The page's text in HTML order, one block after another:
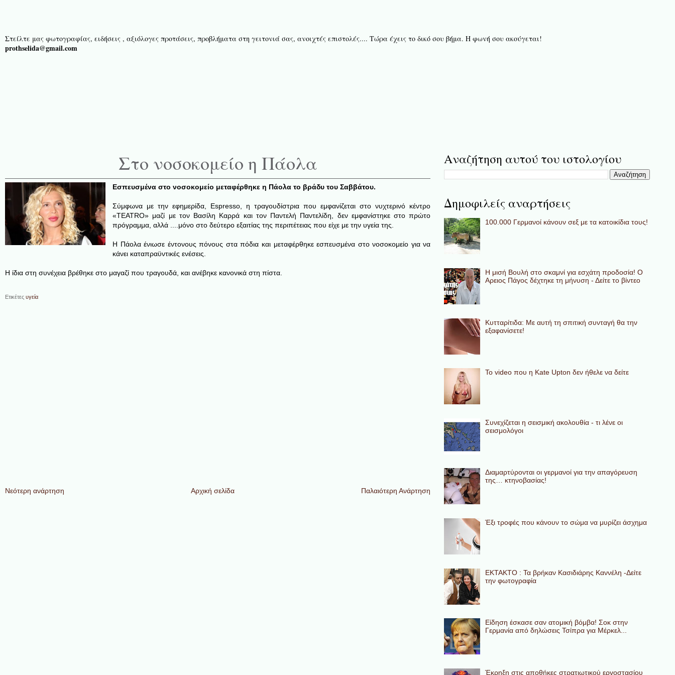
Στείλτε μας φωτογραφίας, ειδήσεις , αξιόλογες προτάσεις, προβλήματα στη γειτονιά σας, ανοιχτές επιστολές.... Τώρα έχεις το δικό σου βήμα. Η φωνή σου ακούγεται!
prothselida@gmail.com
Στο νοσοκομείο η Πάολα
Εσπευσμένα στο νοσοκομείο μεταφέρθηκε η Πάολα το βράδυ του Σαββάτου.
Σύμφωνα με την εφημερίδα, Espresso, η τραγουδίστρια που εμφανίζεται στο νυχτερινό κέντρο
«TEATRO» μαζί με τον Βασίλη Καρρά και τον Παντελή Παντελίδη, δεν εμφανίστηκε στο πρώτο
πρόγραμμα, αλλά ....μόνο στο δεύτερο εξαιτίας της περιπέτειας που είχε με την υγεία της.
Η Πάολα ένιωσε έντονους πόνους στα πόδια και μεταφέρθηκε εσπευσμένα στο νοσοκομείο για να
κάνει καταπραϋντικές ενέσεις.
Η ίδια στη συνέχεια βρέθηκε στο μαγαζί που τραγουδά, και ανέβηκε κανονικά στη πίστα.
Ετικέτες υγεία
Νεότερη ανάρτηση Παλαιότερη Ανάρτηση
Αρχική σελίδα
Αναζήτηση αυτού του ιστολογίου
Δημοφιλείς αναρτήσεις
100.000 Γερμανοί κάνουν σεξ με τα κατοικίδια τους!
Η μισή Βουλή στο σκαμνί για εσχάτη προδοσία! Ο
Αρειος Πάγος δέχτηκε τη μήνυση - Δείτε το βίντεο
Κυτταρίτιδα: Με αυτή τη σπιτική συνταγή θα την
εξαφανίσετε!
To video που η Kate Upton δεν ήθελε να δείτε
Συνεχίζεται η σεισμική ακολουθία - τι λένε οι
σεισμολόγοι
Διαμαρτύρονται οι γερμανοί για την απαγόρευση
της… κτηνοβασίας!
Έξι τροφές που κάνουν το σώμα να μυρίζει άσχημα
ΕΚΤΑΚΤΟ : Τα βρήκαν Κασιδιάρης Καννέλη -Δείτε
την φωτογραφία
Eίδηση έσκασε σαν ατομική βόμβα! Σοκ στην
Γερμανία από δηλώσεις Τσίπρα για Μέρκελ...
Έκρηξη στις αποθήκες στρατιωτικού εργοστασίου